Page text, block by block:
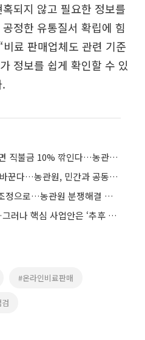
되지 않고 필요한 정보를
정한 유통질서 확립에 힘
료 판매업체도 관련 기준
정보를 쉽게 확인할 수 있
농업경영체 변경등록 안 하면 직불금 10% 깎인다…농관원, 6월 30일까지 신고 접수
AI로 과일·채소 ‘품질 판정’ 바꾼다…농관원, 민간과 공동연구 착수
농약 비산 피해, 소송 말고 조정으로…농관원 분쟁해결 창구 가동
싸이월드, 10월 부활 예고…그러나 핵심 사업안은 ‘추후 공개’
#온라인비료판매